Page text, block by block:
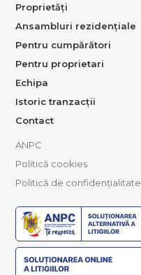
Proprietăți
Ansambluri rezidențiale
Pentru cumpărători
Pentru proprietari
Echipa
Istoric tranzacții
Contact
ANPC
Politică cookies
Politică de confidențialitate